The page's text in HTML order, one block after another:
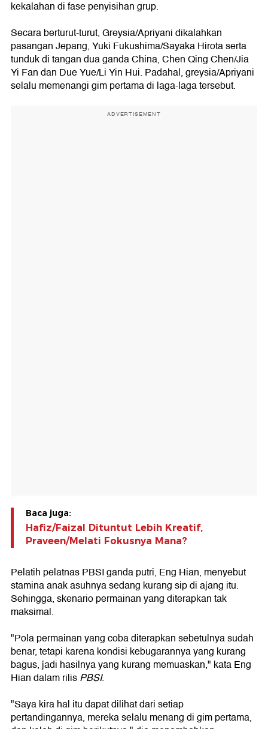
kekalahan di fase penyisihan grup.
Secara berturut-turut, Greysia/Apriyani dikalahkan
pasangan Jepang, Yuki Fukushima/Sayaka Hirota serta
tunduk di tangan dua ganda China, Chen Qing Chen/Jia
Yi Fan dan Due Yue/Li Yin Hui. Padahal, greysia/Apriyani
selalu memenangi gim pertama di laga-laga tersebut.
ADVERTISEMENT
Baca juga:
Hafiz/Faizal Dituntut Lebih Kreatif,
Praveen/Melati Fokusnya Mana?
Pelatih pelatnas PBSI ganda putri, Eng Hian, menyebut
stamina anak asuhnya sedang kurang sip di ajang itu.
Sehingga, skenario permainan yang diterapkan tak
maksimal.
"Pola permainan yang coba diterapkan sebetulnya sudah
benar, tetapi karena kondisi kebugarannya yang kurang
bagus, jadi hasilnya yang kurang memuaskan," kata Eng
Hian dalam rilisPBSI.
"Saya kira hal itu dapat dilihat dari setiap
pertandingannya, mereka selalu menang di gim pertama,